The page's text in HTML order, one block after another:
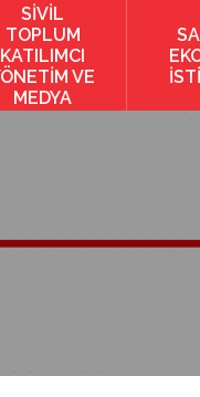
SİVİL
TOPLUM
KATILIMCI
VE
MEDYA